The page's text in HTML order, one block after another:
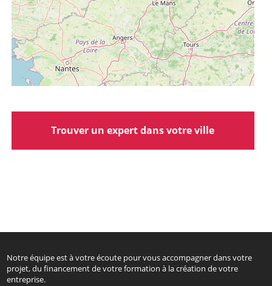
Trouver un expert dans votre ville
Notre équipe est à votre écoute pour vous accompagner dans votre
projet, du financement de votre formation à la création de votre
entreprise.